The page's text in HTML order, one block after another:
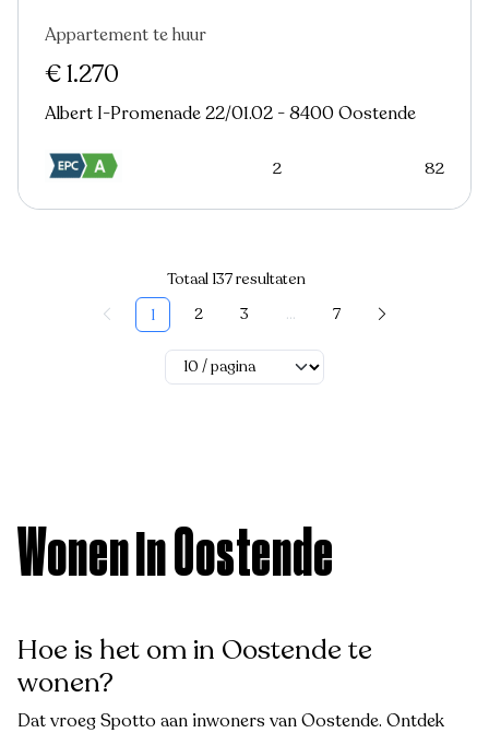
Nieuw
Appartement te huur
€ 1.270
Albert I-Promenade 22/01.02 - 8400 Oostende
2 82
Totaal 137 resultaten
1
2 3 ... 7
Wonen in Oostende
Hoe is het om in Oostende te
wonen?
Dat vroeg Spotto aan inwoners van Oostende. Ontdek